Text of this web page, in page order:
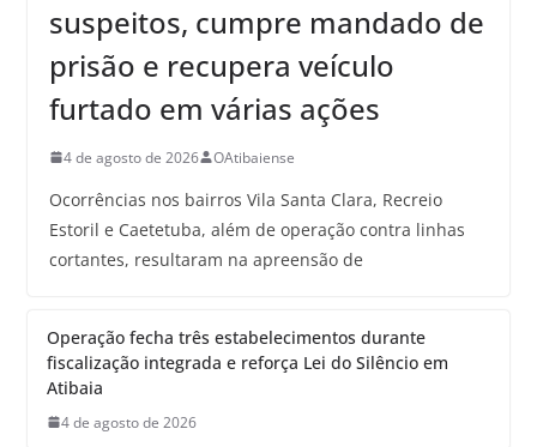
suspeitos, cumpre mandado de
prisão e recupera veículo
furtado em várias ações
4 de agosto de 2026 OAtibaiense
Ocorrências nos bairros Vila Santa Clara, Recreio
Estoril e Caetetuba, além de operação contra linhas
cortantes, resultaram na apreensão de
Operação fecha três estabelecimentos durante
fiscalização integrada e reforça Lei do Silêncio em
Atibaia
4 de agosto de 2026